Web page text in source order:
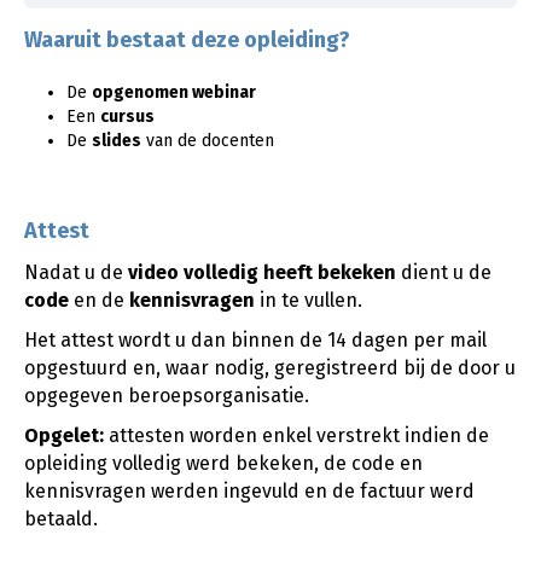
Waaruit bestaat deze opleiding?
De opgenomen webinar
Een cursus
De slides van de docenten
Attest
Nadat u de video volledig heeft bekeken dient u de
code en de kennisvragen in te vullen.
Het attest wordt u dan binnen de 14 dagen per mail
opgestuurd en, waar nodig, geregistreerd bij de door u
opgegeven beroepsorganisatie.
Opgelet: attesten worden enkel verstrekt indien de
opleiding volledig werd bekeken, de code en
kennisvragen werden ingevuld en de factuur werd
betaald.